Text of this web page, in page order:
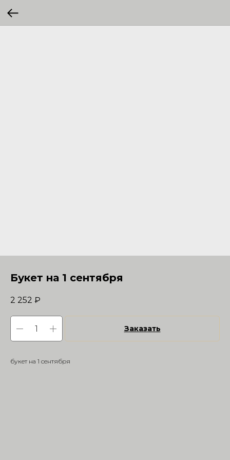
Букет на 1 сентября
2 252 ₽
Заказать
букет на 1 сентября